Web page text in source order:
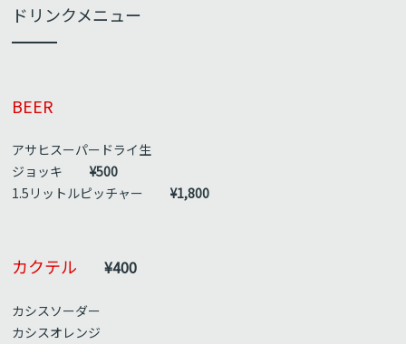
ドリンクメニュー
BEER
アサヒスーパードライ生
ジョッキ
¥500
1.5リットルピッチャー
¥1,800
カクテル ¥400
カシスソーダー
カシスオレンジ